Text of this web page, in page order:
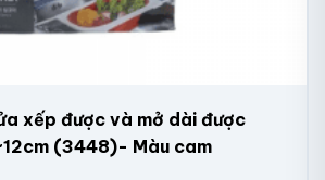
xếp được và mở dài được
(3448)- Màu cam